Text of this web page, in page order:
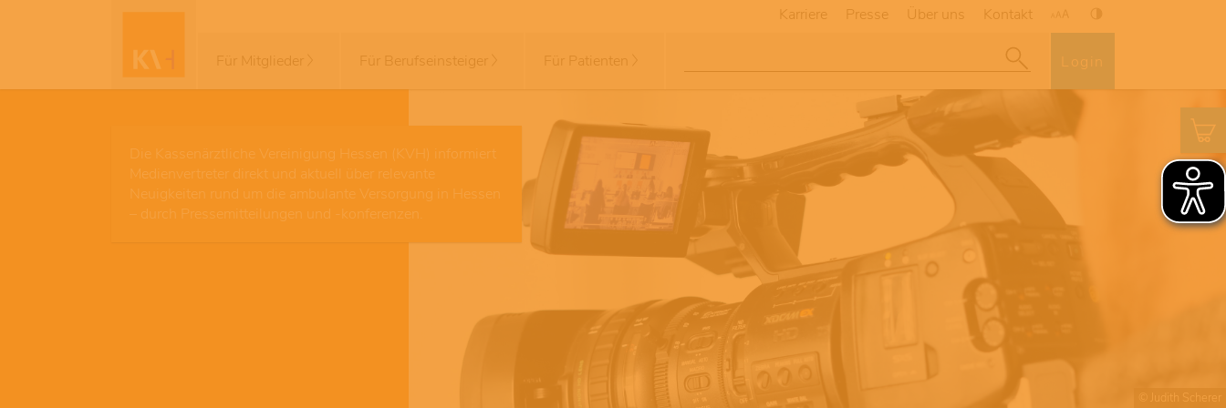
Für Mitglieder Für Berufseinsteiger Für Patienten
Karriere Presse Über uns Kontakt
Login
© Judith Scherer
Die Kassenärztliche Vereinigung Hessen (KVH) informiert
Medienvertreter direkt und aktuell über relevante
Neuigkeiten rund um die ambulante Versorgung in Hessen
– durch Pressemitteilungen und -konferenzen.